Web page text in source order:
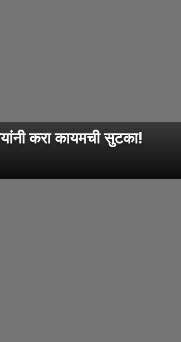
करा कायमची सुटका!